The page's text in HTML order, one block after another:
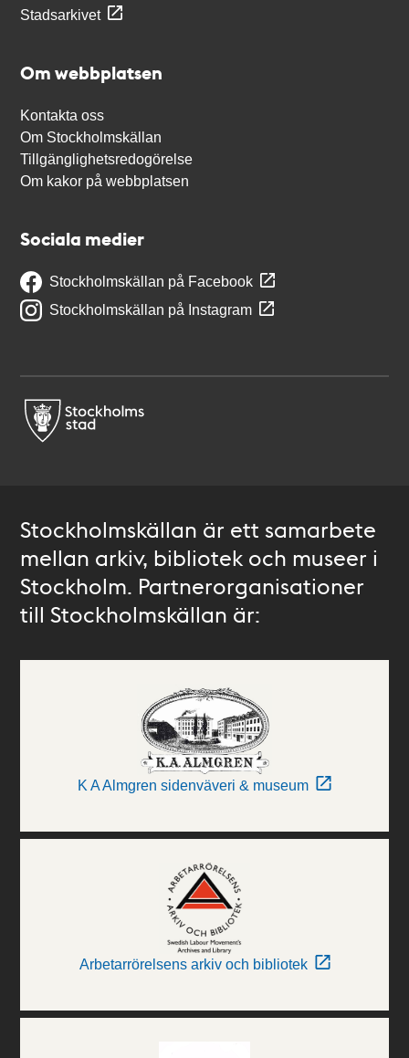
Stadsarkivet
Om webbplatsen
Kontakta oss
Om Stockholmskällan
Tillgänglighetsredogörelse
Om kakor på webbplatsen
Sociala medier
Stockholmskällan på Facebook
Stockholmskällan på Instagram
Stockholmskällan är ett samarbete
mellan arkiv, bibliotek och museer i
Stockholm. Partnerorganisationer
till Stockholmskällan är:
K A Almgren sidenväveri & museum
Arbetarrörelsens arkiv och bibliotek